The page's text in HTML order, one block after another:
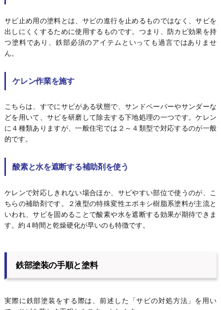
サビ止め用の塗料とは、サビの進行を止めるものではなく、サビを
出しにくくするために使用するものです。つまり、防カビ効果を持
つ塗料であり、鉄部必須のアイテムといっても過言ではありませ
ん。
ケレン作業を施す
こちらは、すでにサビがある状態で、サンドペーパーやサンダーな
どを用いて、サビを研磨して除去する下地処理の一つです。ケレン
に４種類ありますが、一般住宅では２～４類型で対応するのが一般
的です。
酸素と水を遮断する補助剤を使う
ケレンで対応しきれない場合ほか、サビやすい部位で使うのが、こ
ちらの補助剤です。２液型の特殊変性エポキシ樹脂系塗料が主流と
いわれ、サビを固めることで酸素や水を遮断する効果が期待できま
す。約４時間と乾燥硬化が早いのも特徴です。
鉄部塗装の手順と塗料
実際に鉄部塗装をする際は、前述した「サビの対処方法」を用い